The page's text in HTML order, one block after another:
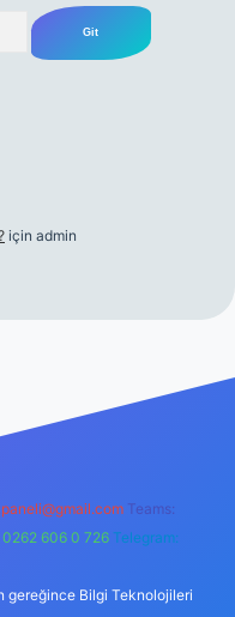
için admin
Teams:
606 0 726 Telegram:
gereğince Bilgi Teknolojileri